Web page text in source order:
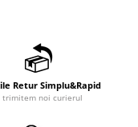
Retur Simplu&Rapid
trimitem noi curierul